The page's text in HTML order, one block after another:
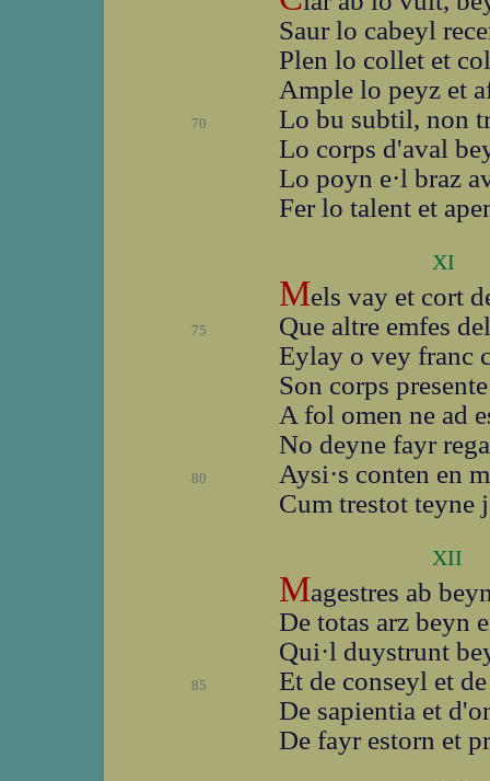
Saur lo cabeyl
Plen lo collet et
Ample lo peyz et
70
Lo bu subtil, non
Lo corps d'aval
Lo poyn e·l braz
Fer lo talent et
XI
Mels vay et cort
75
Que altre emfes
Eylay o vey franc
Son corps
A fol omen ne ad
No deyne fayr
80
Aysi·s conten en
Cum trestot teyne
XII
Magestres ab
De totas arz beyn
Qui·l duystrunt
85
Et de conseyl et
De sapientia et
De fayr estorn et